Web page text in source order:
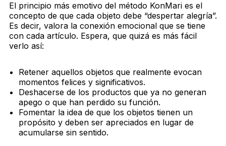
El principio más emotivo del método KonMari es el
concepto de que cada objeto debe “despertar alegría”.
Es decir, valora la conexión emocional que se tiene
con cada artículo. Espera, que quizá es más fácil
verlo así:
Retener aquellos objetos que realmente evocan
momentos felices y significativos.
Deshacerse de los productos que ya no generan
apego o que han perdido su función.
Fomentar la idea de que los objetos tienen un
propósito y deben ser apreciados en lugar de
acumularse sin sentido.